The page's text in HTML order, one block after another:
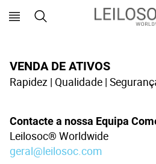
VENDA DE ATIVOS
Rapidez | Qualidade |
Contacte a nossa Equipa
Leilosoc® Worldwide
geral@leilosoc.com